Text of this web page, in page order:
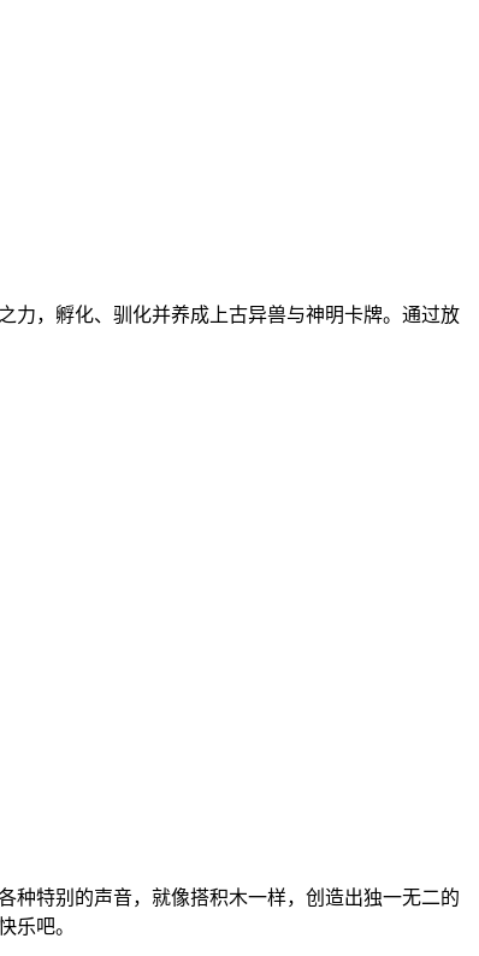
力，孵化、驯化并养成上古异兽与神明卡牌。通过放
种特别的声音，就像搭积木一样，创造出独一无二的
乐吧。